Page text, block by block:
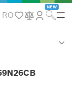
RO
NEW